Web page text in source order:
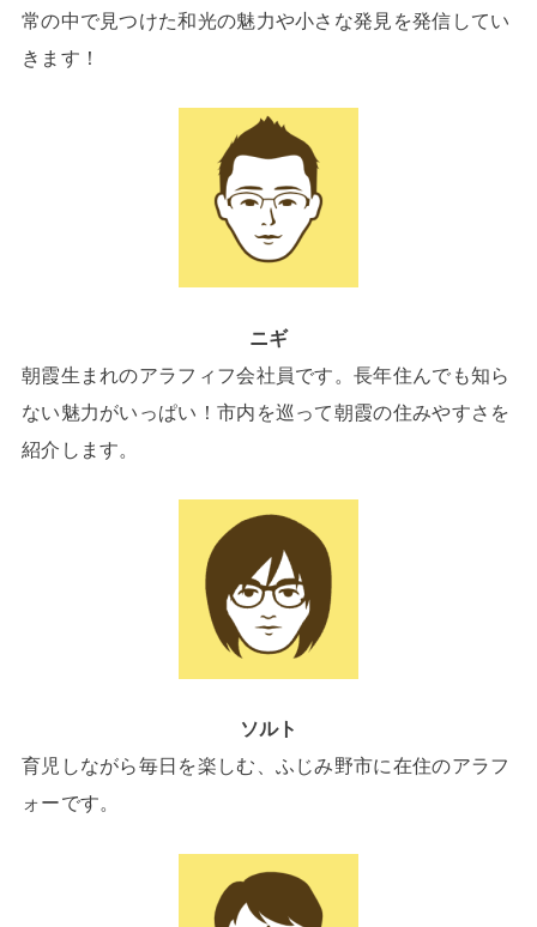
常の中で見つけた和光の魅力や小さな発見を発信してい
きます！
ニギ
朝霞生まれのアラフィフ会社員です。長年住んでも知ら
ない魅力がいっぱい！市内を巡って朝霞の住みやすさを
紹介します。
ソルト
育児しながら毎日を楽しむ、ふじみ野市に在住のアラフ
ォーです。